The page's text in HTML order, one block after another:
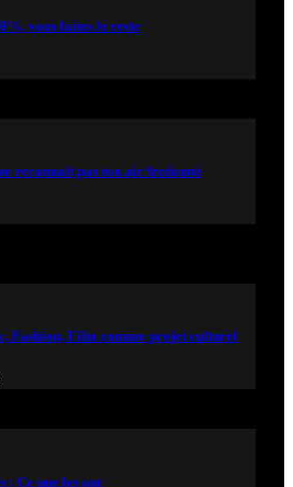
vous faites le reste
reconnaît pas ton air fredonné
Fashion, Film comme projet culturel
: Ce que les out